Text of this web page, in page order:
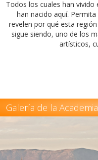
Todos los cuales han
han nacido aquí.
revelen por qué esta
sigue siendo, uno de los
artísticos,
Galería de la